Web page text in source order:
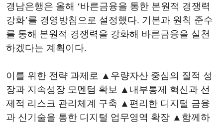
경남은행은 올해 ‘바른금융을 통한 본원적 경쟁력
강화’를 경영방침으로 설정했다. 기본과 원칙 준수
를 통해 본원적 경쟁력을 강화해 바른금융을 실천
하겠다는 계획이다.
이를 위한 전략 과제로 ▲우량자산 중심의 질적 성
장과 지속성장 모멘텀 확보 ▲내부통제 혁신과 선
제적 리스크 관리체계 구축 ▲편리한 디지털 금융
과 신기술을 통한 디지털 업무영역 확장 ▲함께하